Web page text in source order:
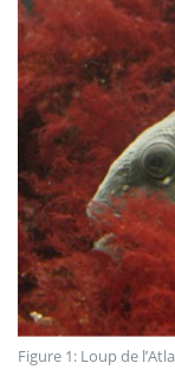
Figure 1: Loup de